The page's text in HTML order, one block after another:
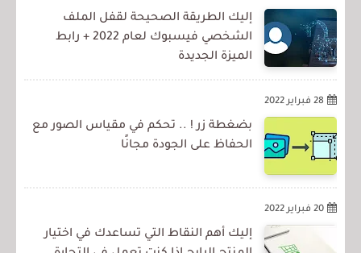
إليك الطريقة الصحيحة لقفل الملف
الشخصي فيسبوك لعام 2022 + رابط
الميزة الجديدة
28 فبراير 2022
بضغطة زر ! .. تحكم في مقياس الصور مع
الحفاظ على الجودة مجانًا
20 فبراير 2022
إليك أهم النقاط التي تساعدك في اختيار